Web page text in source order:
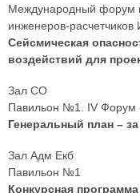
Международный форум
инженеров-
Сейсмическая
воздействий для
Зал СО
Павильон №1. IV
Генеральный план –
Зал Адм Екб
Павильон №1
Конкурсная